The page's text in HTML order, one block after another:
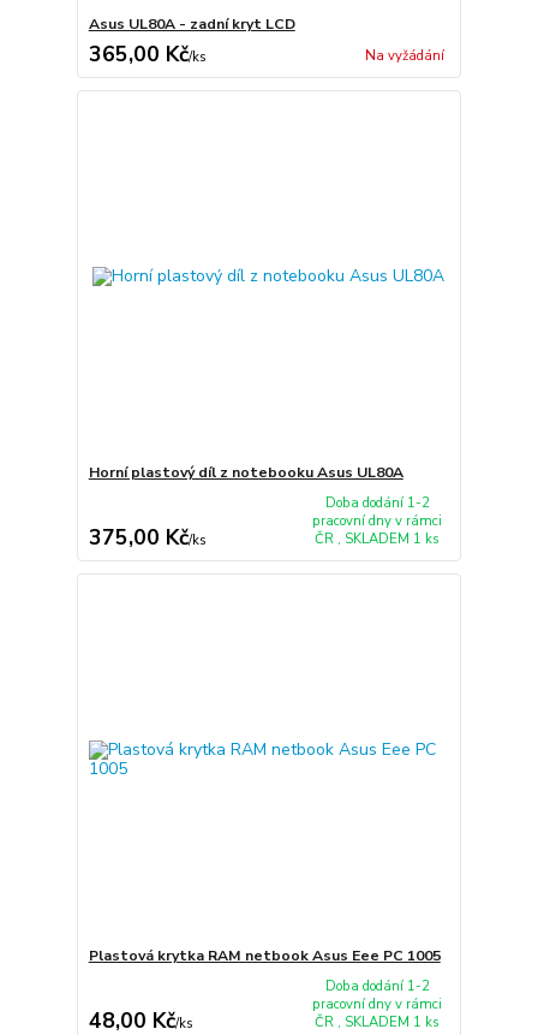
Asus UL80A - zadní kryt LCD
365,00 Kč/ks Na vyžádání
Horní plastový díl z notebooku Asus UL80A
375,00 Kč/ks
Doba dodání 1-2
pracovní dny v rámci
ČR , SKLADEM 1 ks
Plastová krytka RAM netbook Asus Eee PC 1005
48,00 Kč/ks
Doba dodání 1-2
pracovní dny v rámci
ČR , SKLADEM 1 ks